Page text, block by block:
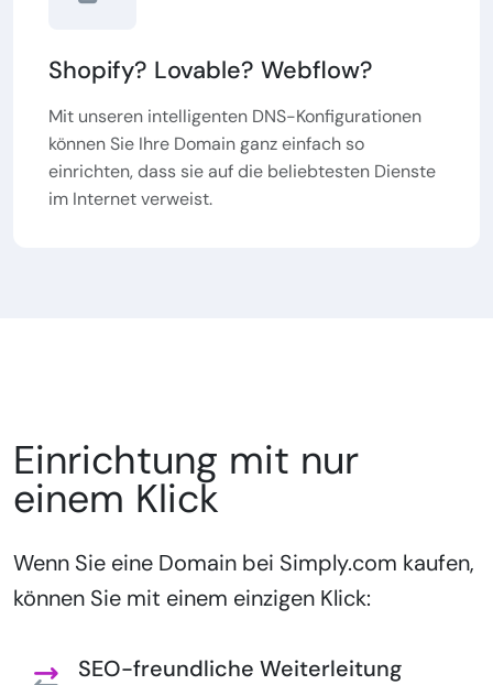
Shopify? Lovable? Webflow?
Mit unseren intelligenten DNS-Konfigurationen
können Sie Ihre Domain ganz einfach so
einrichten, dass sie auf die beliebtesten Dienste
im Internet verweist.
Einrichtung mit nur
einem Klick
Wenn Sie eine Domain bei Simply.com kaufen,
können Sie mit einem einzigen Klick:
SEO-freundliche Weiterleitung